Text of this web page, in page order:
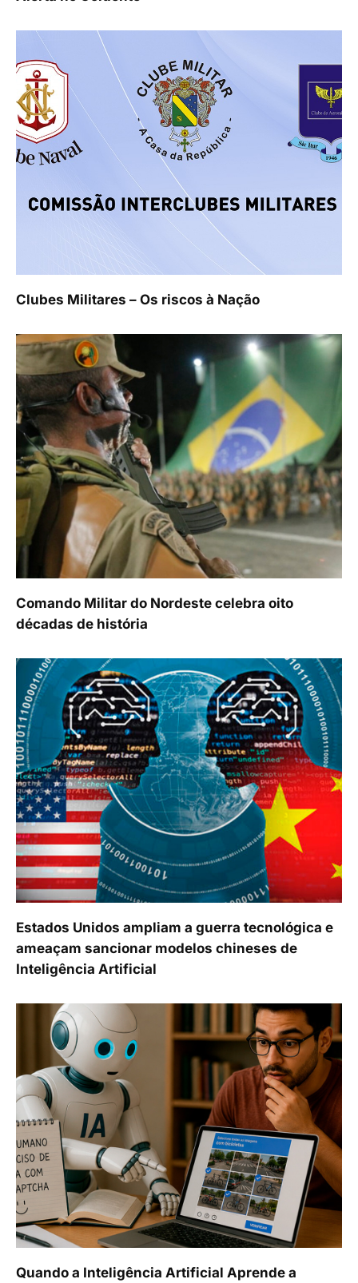
Clubes Militares – Os riscos à Nação
Comando Militar do Nordeste celebra oito
décadas de história
Estados Unidos ampliam a guerra tecnológica e
ameaçam sancionar modelos chineses de
Inteligência Artificial
Quando a Inteligência Artificial Aprende a